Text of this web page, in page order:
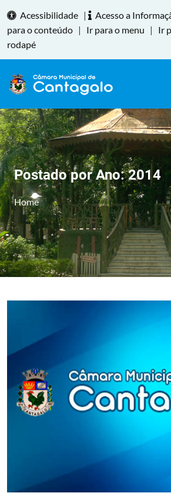
Acessibilidade | Acesso a
para o conteúdo | Ir para o menu |
Ir
rodapé
Postado por Ano:2014
Home